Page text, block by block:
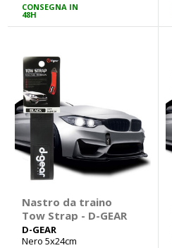
CONSEGNA IN
48H
Nastro da traino
Tow Strap - D-GEAR
D-GEAR
Nero 5x24cm